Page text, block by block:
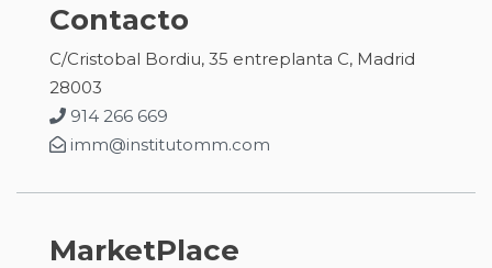
Contacto
C/Cristobal Bordiu, 35 entreplanta C, Madrid
28003
914 266 669
imm@institutomm.com
MarketPlace